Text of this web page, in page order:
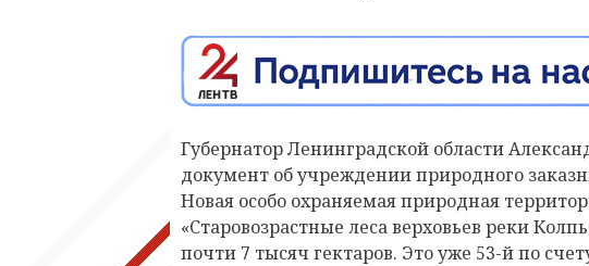
Губернатор Ленинградской области
документ об учреждении природного
Новая особо охраняемая природная
«Старовозрастные леса верховьев реки
почти 7 тысяч гектаров. Это уже 53-й по